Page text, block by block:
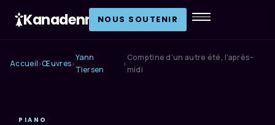
Kanadenn NOUS SOUTENIR
Accueil ›Œuvres›
Yann
Tiersen
›
Comptine d’un autre été, l’après-
midi
PIANO